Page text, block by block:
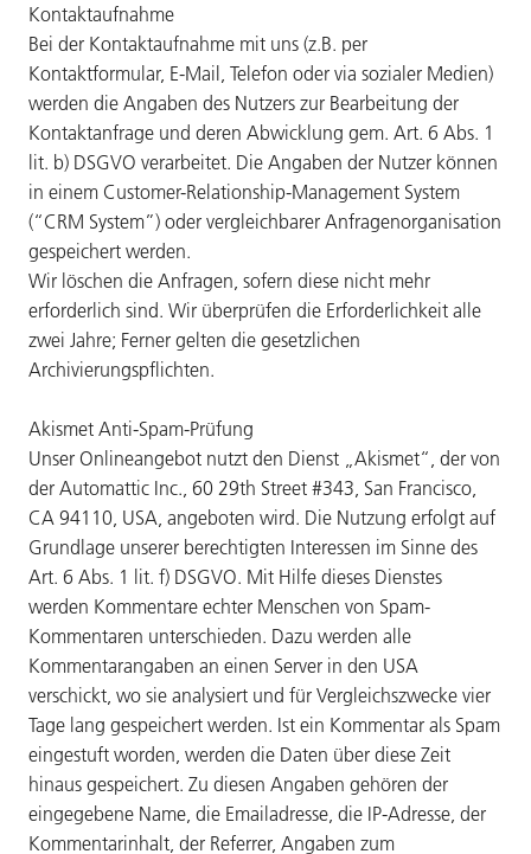
Kontaktaufnahme
Bei der Kontaktaufnahme mit uns (z.B. per
Kontaktformular, E-Mail, Telefon oder via sozialer Medien)
werden die Angaben des Nutzers zur Bearbeitung der
Kontaktanfrage und deren Abwicklung gem. Art. 6 Abs. 1
lit. b) DSGVO verarbeitet. Die Angaben der Nutzer können
in einem Customer-Relationship-Management System
(“CRM System”) oder vergleichbarer Anfragenorganisation
gespeichert werden.
Wir löschen die Anfragen, sofern diese nicht mehr
erforderlich sind. Wir überprüfen die Erforderlichkeit alle
zwei Jahre; Ferner gelten die gesetzlichen
Archivierungspflichten.
Akismet Anti-Spam-Prüfung
Unser Onlineangebot nutzt den Dienst „Akismet“, der von
der Automattic Inc., 60 29th Street #343, San Francisco,
CA 94110, USA, angeboten wird. Die Nutzung erfolgt auf
Grundlage unserer berechtigten Interessen im Sinne des
Art. 6 Abs. 1 lit. f) DSGVO. Mit Hilfe dieses Dienstes
werden Kommentare echter Menschen von Spam-
Kommentaren unterschieden. Dazu werden alle
Kommentarangaben an einen Server in den USA
verschickt, wo sie analysiert und für Vergleichszwecke vier
Tage lang gespeichert werden. Ist ein Kommentar als Spam
eingestuft worden, werden die Daten über diese Zeit
hinaus gespeichert. Zu diesen Angaben gehören der
eingegebene Name, die Emailadresse, die IP-Adresse, der
Kommentarinhalt, der Referrer, Angaben zum